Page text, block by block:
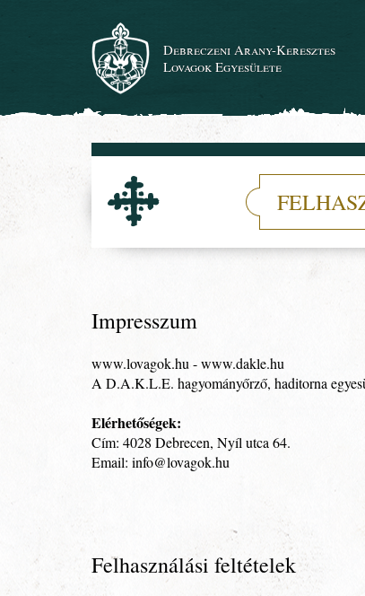
Debreczeni Arany-Keresztes
Lovagok Egyesülete
Impresszum
www.lovagok.hu - www.dakle.hu
A D.A.K.L.E. hagyományőrző, haditorna
Elérhetőségek:
Cím: 4028 Debrecen, Nyíl utca 64.
Email: info@lovagok.hu
Felhasználási feltételek